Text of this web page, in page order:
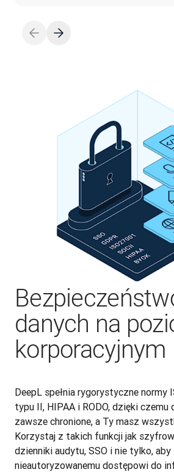
danych na
korporacyjnym
DeepL spełnia rygorystyczne normy
typu II, HIPAA i RODO, dzięki czemu
zawsze chronione, a Ty masz
Korzystaj z takich funkcji jak
dzienniki audytu, SSO i nie tylko,
nieautoryzowanemu dostępowi do